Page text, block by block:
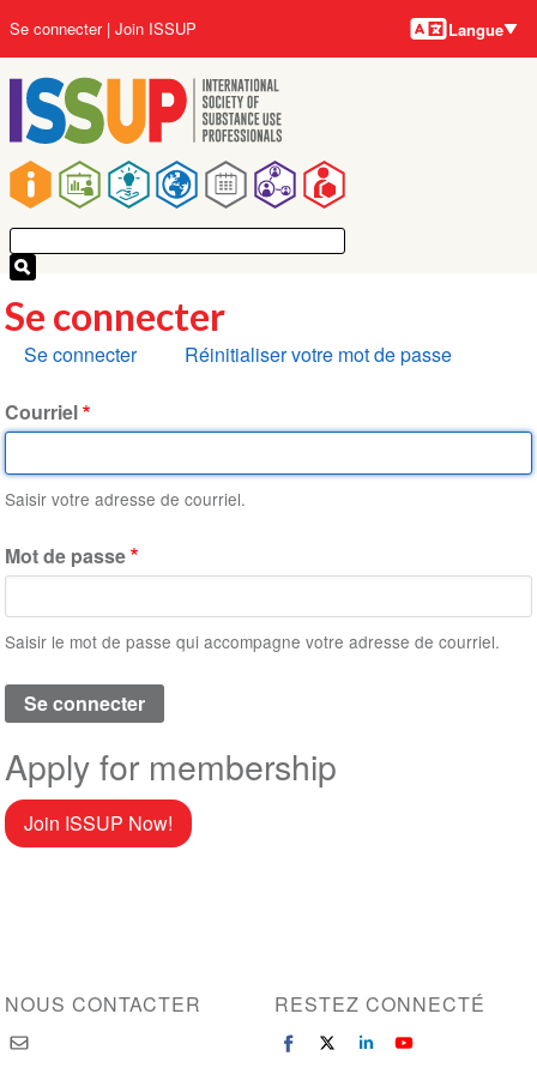
au
contenu
principal
Main
navigation
User
account
menu
Se connecter Join ISSUP Langues
Langue
Se connecter
Onglets
Se connecter Réinitialiser votre mot de passe
Courriel
Saisir votre adresse de courriel.
Mot de passe
Saisir le mot de passe qui accompagne votre adresse de courriel.
Apply for membership
Join ISSUP Now!
NOUS CONTACTER RESTEZ CONNECTÉ